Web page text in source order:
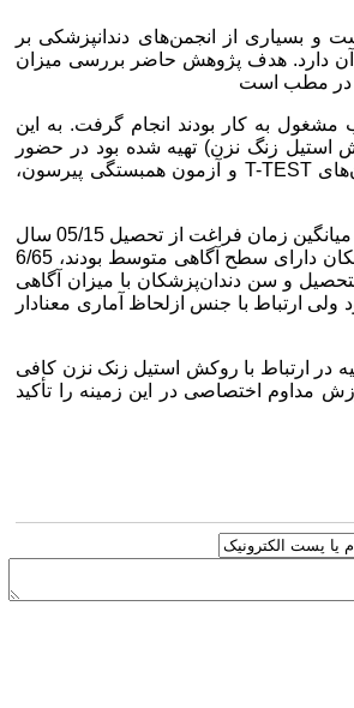
و بسیاری از انجمن‌های دندانپزشکی بر
از آن دارد. هدف پژوهش حاضر بررسی میزان
در مطب است
به کار بودند انجام گرفت. به این
زنگ نزن) تهیه شده بود در حضور
T-TEST و آزمون همبستگی پیرسون،
: 128 دندان‌پزشک شامل 80 مرد و 48 زن با میانگین سنی 66/42 سال در مطالعه شرکت کردند. میانگین زمان فراغت از تحصیل 05/15 سال
بود. در حیطه آگاهی 14 سؤال مطرح گردید، طبق نتیجه به‌دست‌آمده 4/34 درصد (44 نفر) از دندان‌پزشکان دارای سطح آگاهی متوسط بودند، 6/65
و سن دندان‌پزشکان با میزان آگاهی
ولی ارتباط با جنس ازلحاظ آماری معنادار
در ارتباط با روکش استیل زنک نزن کافی
مداوم اختصاصی در این زمینه را تأکید